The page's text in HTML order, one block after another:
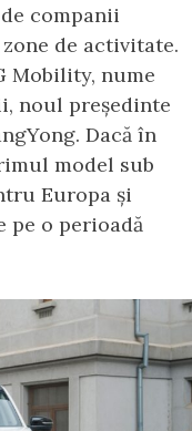
companii
de activitate.
Mobility, nume
noul președinte
Dacă în
model sub
Europa și
pe o perioadă